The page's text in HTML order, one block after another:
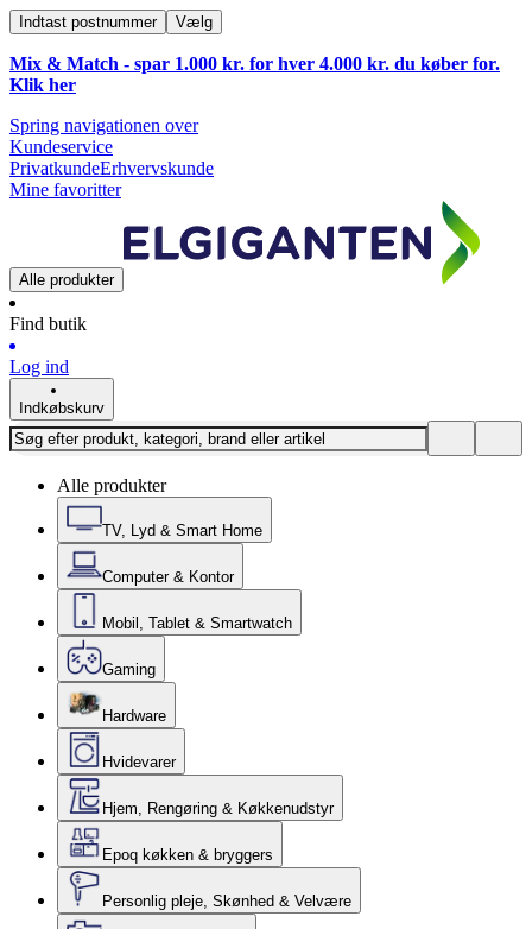
Indtast postnummer Vælg
Mix & Match - spar 1.000 kr. for hver 4.000 kr. du køber for.
Klik her
Spring navigationen over
Kundeservice
PrivatkundeErhvervskunde
Mine favoritter
Alle produkter
Find butik
Log ind
Indkøbskurv
Alle produkter
TV, Lyd & Smart Home
Computer & Kontor
Mobil, Tablet & Smartwatch
Gaming
Hardware
Hvidevarer
Hjem, Rengøring & Køkkenudstyr
Epoq køkken & bryggers
Personlig pleje, Skønhed & Velvære